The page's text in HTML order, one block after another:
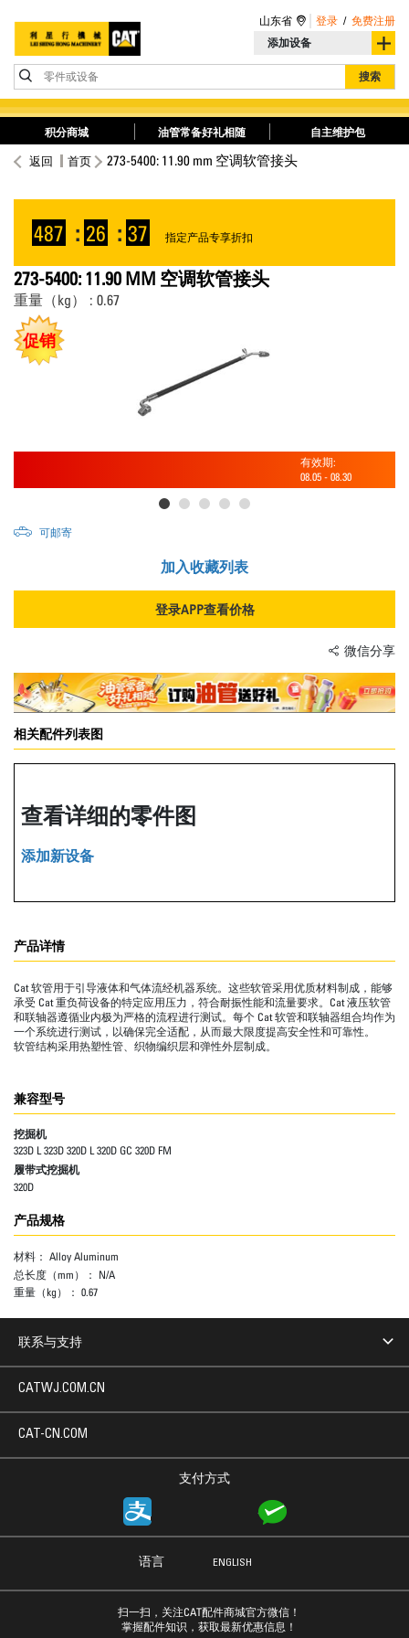
添加设备
零件或设备 搜索
山东省 登录 / 免费注册
积分商城 油管常备好礼相随 自主维护包
返回 首页 273-5400: 11.90 mm 空调软管接头
487 : 26 : 37 指定产品专享折扣
273-5400: 11.90 MM 空调软管接头
重量（kg） : 0.67
促销
有效期:
08.05 - 08.30
可邮寄
加入收藏列表
登录APP查看价格
微信分享
相关配件列表图
查看详细的零件图
添加新设备
产品详情
Cat 软管用于引导液体和气体流经机器系统。这些软管采用优质材料制成，能够
承受 Cat 重负荷设备的特定应用压力，符合耐振性能和流量要求。Cat 液压软管
和联轴器遵循业内极为严格的流程进行测试。每个 Cat 软管和联轴器组合均作为
一个系统进行测试，以确保完全适配，从而最大限度提高安全性和可靠性。
软管结构采用热塑性管、织物编织层和弹性外层制成。
兼容型号
挖掘机
323D L 323D 320D L 320D GC 320D FM
履带式挖掘机
320D
产品规格
材料： Alloy Aluminum
总长度（mm）： N/A
重量（kg）： 0.67
联系与支持
支付方式
CATWJ.COM.CN
CAT-CN.COM
语言 ENGLISH
扫一扫，关注CAT配件商城官方微信！
掌握配件知识，获取最新优惠信息！